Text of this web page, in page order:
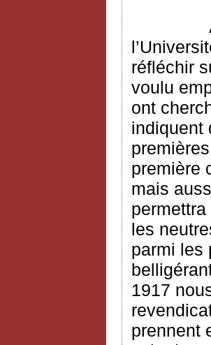
réfléchir
voulu
ont
indiquent
première
mais
les
parmi les
1917
prennent